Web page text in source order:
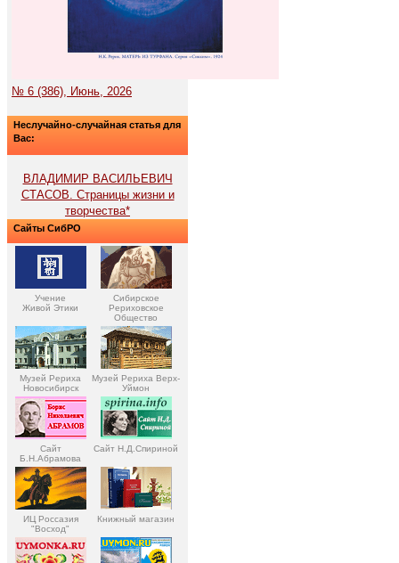
№ 6 (386), Июнь, 2026
Неслучайно-случайная статья для
Вас:
ВЛАДИМИР ВАСИЛЬЕВИЧ
СТАСОВ. Страницы жизни и
творчества*
Сайты СибРО
Учение
Живой Этики
Сибирское
Рериховское
Общество
Музей Рериха
Новосибирск
Музей Рериха Верх-
Уймон
Сайт
Б.Н.Абрамова
Сайт Н.Д.Спириной
ИЦ Россазия
"Восход"
Книжный магазин